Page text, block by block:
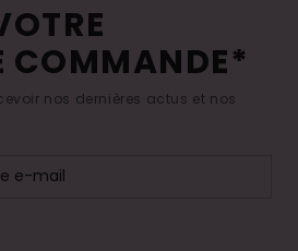
COMMANDE*
nos dernières actus et nos